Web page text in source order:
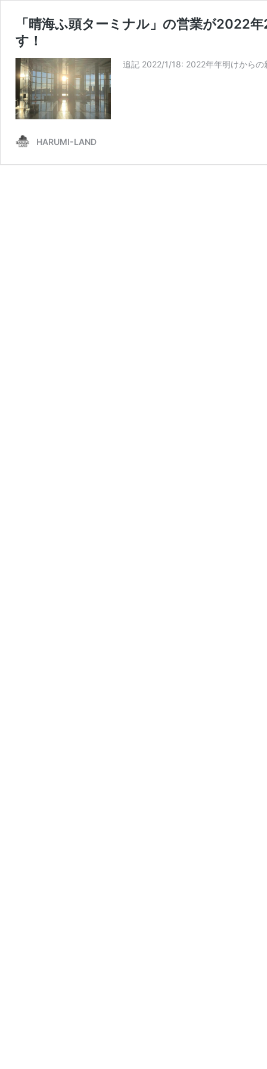
「晴海ふ頭ターミナル」の営業が2022
す！
追記 2022/1/18: 2022年年明けから
HARUMI-LAND